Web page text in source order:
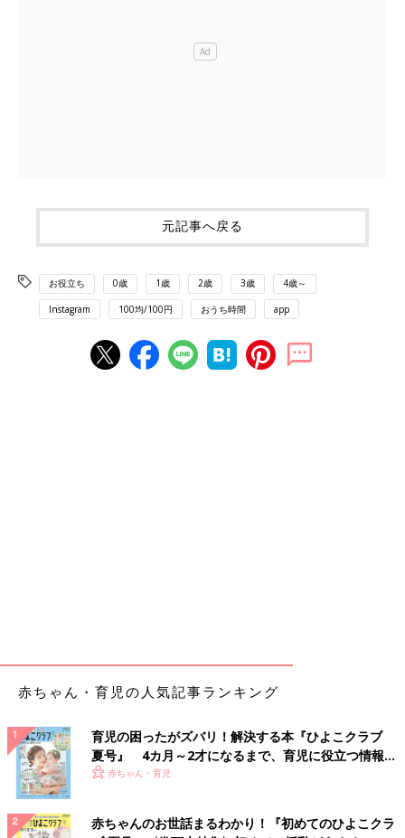
元記事へ戻る
お役立ち 0歳 1歳 2歳 3歳 4歳～
Instagram 100均/100円 おうち時間 app
赤ちゃん・育児の人気記事ランキング
育児の困ったがズバリ！解決する本『ひよこクラブ
夏号』 4カ月～2才になるまで、育児に役立つ情報が
いっぱい！
赤ちゃん・育児
赤ちゃんのお世話まるわかり！『初めてのひよこクラ